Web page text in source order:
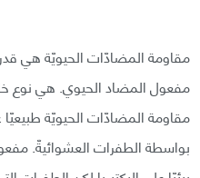
مقاومة المضادّات الحيويّة هي
مفعول المضاد الحيوي. هي نوع
مقاومة المضادّات الحيويّة
بواسطة الطفرات العشوائيةّ.